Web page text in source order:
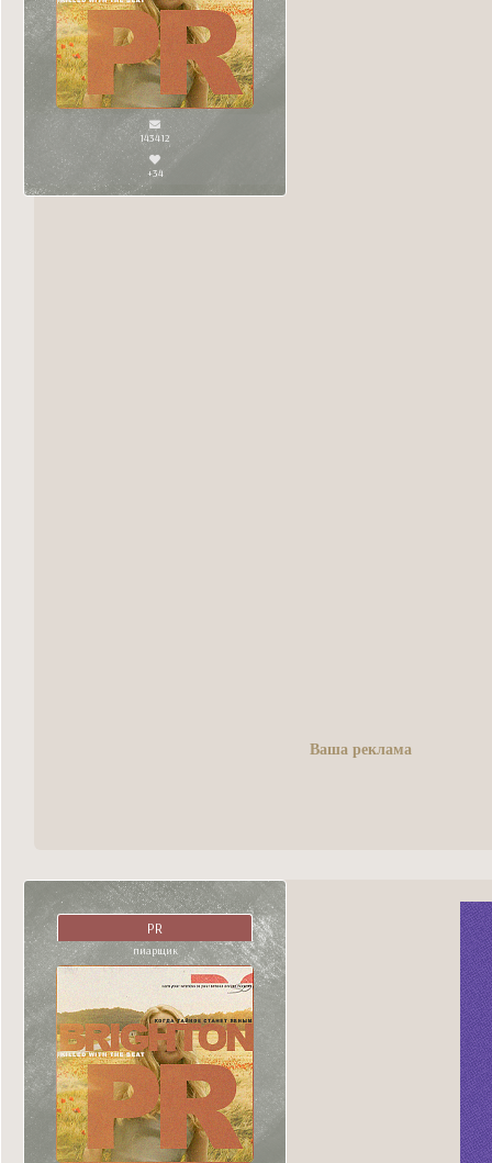
143412
+34
Ваша реклама
PR
пиарщик